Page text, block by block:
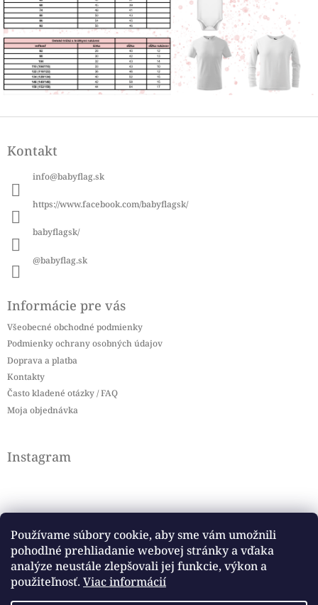
Používame súbory cookie, aby sme vám umožnili
pohodlné prehliadanie webovej stránky a vďaka
analýze neustále zlepšovali jej funkcie, výkon a
použiteľnosť. Viac informácií
Z
pKontakt
info@babyflag.sk
https://www.facebook.com/babyflagsk/
babyflagsk/
@babyflag.sk
Informácie pre vás
Všeobecné obchodné podmienky
Podmienky ochrany osobných údajov
Doprava a platba
Kontakty
Často kladené otázky / FAQ
Moja objednávka
Instagram
Sledovať na Instagrame
Facebook